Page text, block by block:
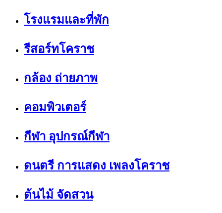
โรงแรมและที่พัก
รีสอร์ทโคราช
กล้อง ถ่ายภาพ
คอมพิวเตอร์
กีฬา อุปกรณ์กีฬา
ดนตรี การแสดง เพลงโคราช
ต้นไม้ จัดสวน